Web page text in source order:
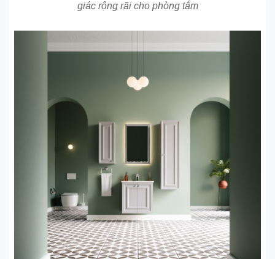
giác rộng rãi cho phòng tắm